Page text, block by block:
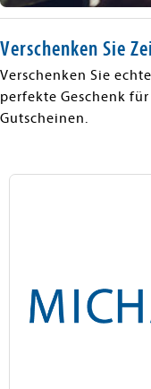
Verschenken Sie
Verschenken Sie
perfekte Geschenk
Gutscheinen.